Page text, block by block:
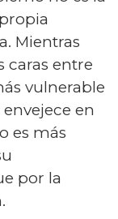
Mientras
caras entre
vulnerable
en
es más
por la